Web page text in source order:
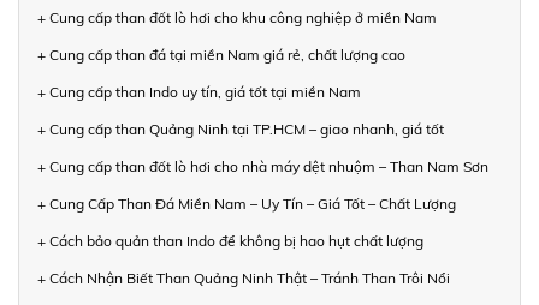
+ Cung cấp than đốt lò hơi cho khu công nghiệp ở miền Nam
+ Cung cấp than đá tại miền Nam giá rẻ, chất lượng cao
+ Cung cấp than Indo uy tín, giá tốt tại miền Nam
+ Cung cấp than Quảng Ninh tại TP.HCM – giao nhanh, giá tốt
+ Cung cấp than đốt lò hơi cho nhà máy dệt nhuộm – Than Nam Sơn
+ Cung Cấp Than Đá Miền Nam – Uy Tín – Giá Tốt – Chất Lượng
+ Cách bảo quản than Indo để không bị hao hụt chất lượng
+ Cách Nhận Biết Than Quảng Ninh Thật – Tránh Than Trôi Nổi